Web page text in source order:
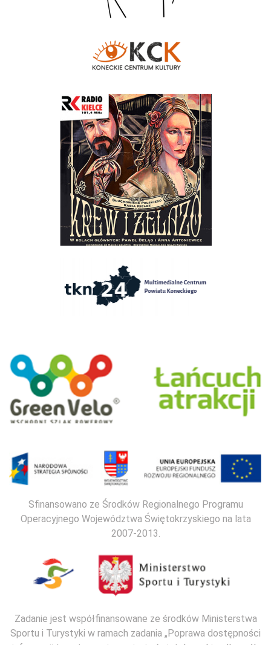
Sfinansowano ze Środków Regionalnego Programu
Operacyjnego Województwa Świętokrzyskiego na lata
2007-2013.
Zadanie jest współfinansowane ze środków Ministerstwa
Sportu i Turystyki w ramach zadania „Poprawa dostępności